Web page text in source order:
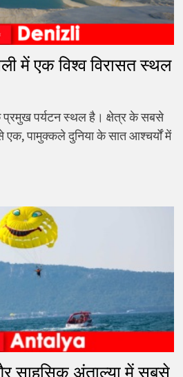
में एक विश्व विरासत स्थल
प्रमुख पर्यटन स्थल है। क्षेत्र के सबसे
एक, पामुक्कले दुनिया के सात आश्चर्यों में
साहसिक अंताल्या में सबसे